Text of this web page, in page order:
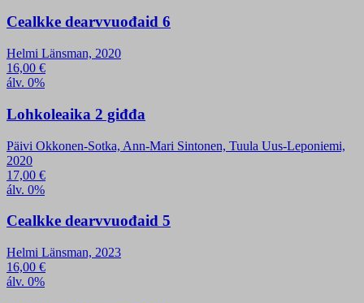
Cealkke dearvvuođaid 6
Helmi Länsman, 2020
16,00 €
álv. 0%
Lohkoleaika 2 giđđa
Päivi Okkonen-Sotka, Ann-Mari Sintonen, Tuula Uus-Leponiemi,
2020
17,00 €
álv. 0%
Cealkke dearvvuođaid 5
Helmi Länsman, 2023
16,00 €
álv. 0%